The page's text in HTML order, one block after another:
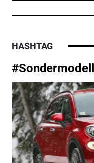
HASHTAG
#Sondermodell